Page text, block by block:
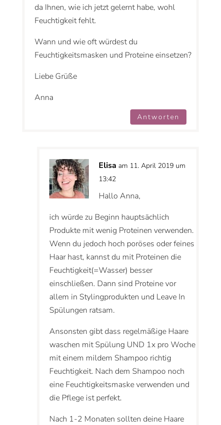
da Ihnen, wie ich jetzt gelernt habe, wohl
Feuchtigkeit fehlt.
Wann und wie oft würdest du
Feuchtigkeitsmasken und Proteine einsetzen?
Liebe Grüße
Anna
Antworten
Elisa am 11. April 2019 um
13:42
Hallo Anna,
ich würde zu Beginn hauptsächlich
Produkte mit wenig Proteinen verwenden.
Wenn du jedoch hoch poröses oder feines
Haar hast, kannst du mit Proteinen die
Feuchtigkeit(=Wasser) besser
einschließen. Dann sind Proteine vor
allem in Stylingprodukten und Leave In
Spülungen ratsam.
Ansonsten gibt dass regelmäßige Haare
waschen mit Spülung UND 1x pro Woche
mit einem mildem Shampoo richtig
Feuchtigkeit. Nach dem Shampoo noch
eine Feuchtigkeitsmaske verwenden und
die Pflege ist perfekt.
Nach 1-2 Monaten sollten deine Haare